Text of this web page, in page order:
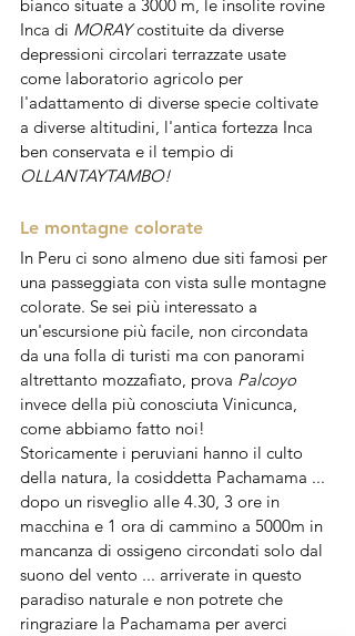
bianco situate a 3000 m, le insolite rovine
Inca di MORAY costituite da diverse
depressioni circolari terrazzate usate
come laboratorio agricolo per
l'adattamento di diverse specie coltivate
a diverse altitudini, l'antica fortezza Inca
ben conservata e il tempio di
OLLANTAYTAMBO!
Le montagne colorate
In Peru ci sono almeno due siti famosi per
una passeggiata con vista sulle montagne
colorate. Se sei più interessato a
un'escursione più facile, non circondata
da una folla di turisti ma con panorami
altrettanto mozzafiato, prova Palcoyo
invece della più conosciuta Vinicunca,
come abbiamo fatto noi!
Storicamente i peruviani hanno il culto
della natura, la cosiddetta Pachamama ...
dopo un risveglio alle 4.30, 3 ore in
macchina e 1 ora di cammino a 5000m in
mancanza di ossigeno circondati solo dal
suono del vento ... arriverate in questo
paradiso naturale e non potrete che
ringraziare la Pachamama per averci